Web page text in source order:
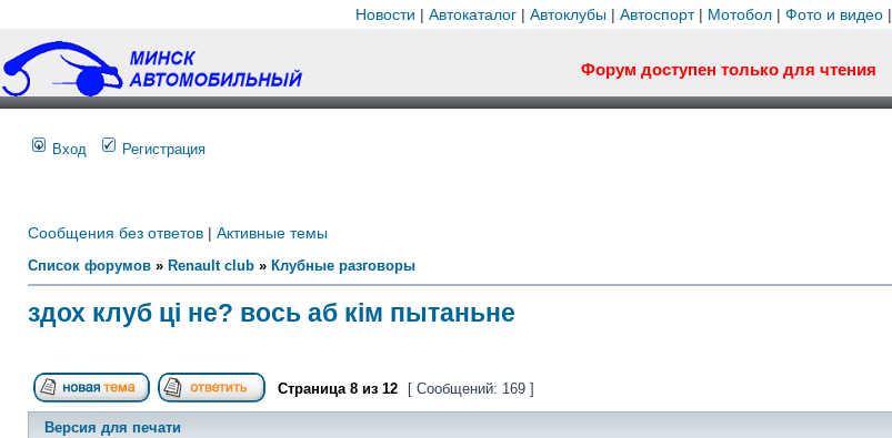
Новости | Автокаталог| Автоклубы| Автоспорт| Мотобол| Фото и видео|
Форум доступен только для чтения
Вход Регистрация
Сообщения без ответов | Активные темы
Список форумов » Renault club » Клубные разговоры
здох клуб ці не? вось аб кім пытаньне
Страница 8 из 12 [ Сообщений: 169 ]
Версия для печати